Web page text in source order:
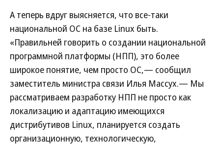
А теперь вдруг выясняется, что все-таки
национальной ОС на базе Linux быть.
«Правильней говорить о создании национальной
программной платформы (НПП), это более
широкое понятие, чем просто ОС,— сообщил
заместитель министра связи Илья Массух.— Мы
рассматриваем разработку НПП не просто как
локализацию и адаптацию имеющихся
дистрибутивов Linux, планируется создать
организационную, технологическую,